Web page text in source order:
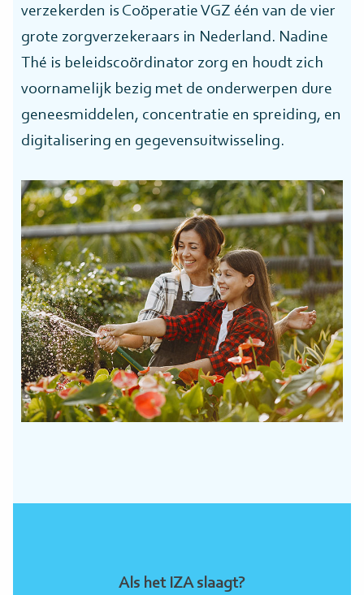
verzekerden is Coöperatie VGZ één van de vier
grote zorgverzekeraars in Nederland. Nadine
Thé is beleidscoördinator zorg en houdt zich
voornamelijk bezig met de onderwerpen dure
geneesmiddelen, concentratie en spreiding, en
digitalisering en gegevensuitwisseling.
Als het IZA slaagt?